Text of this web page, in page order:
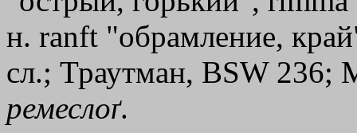
н. ranft "обрамление,
сл.; Траутман, ВSW
ремеслоґ.